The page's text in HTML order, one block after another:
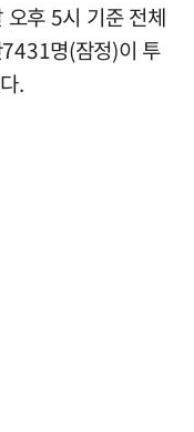
오후 5시 기준 전체
명(잠정)이 투
.